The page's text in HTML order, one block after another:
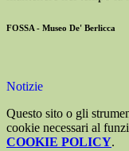
FOSSA - Museo De' Berlicca
Notizie
Questo sito o gli
cookie necessari al
COOKIE POLICY.